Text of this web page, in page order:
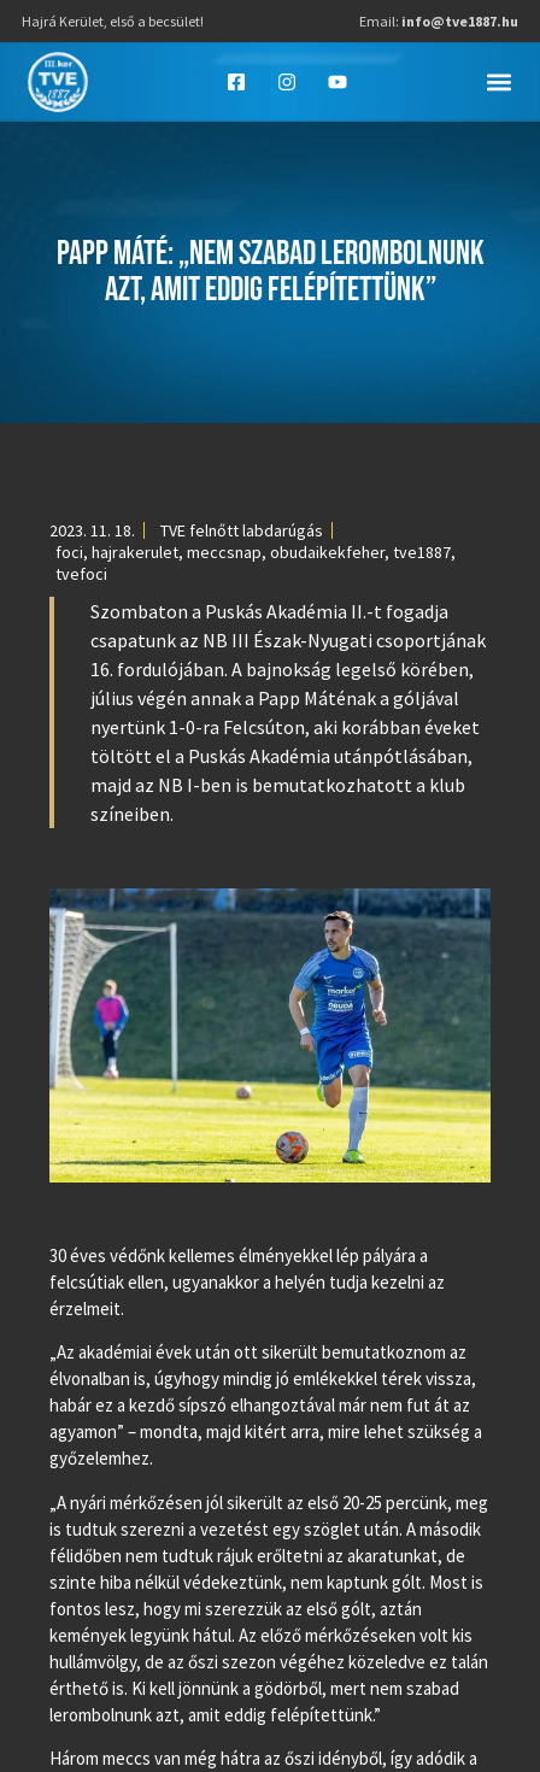
Hajrá Kerület, első a becsület! Email: info@tve1887.hu
PAPP MÁTÉ: „NEM SZABAD LEROMBOLNUNK
AZT, AMIT EDDIG FELÉPÍTETTÜNK”
2023. 11. 18.
TVE felnőtt labdarúgás
foci, hajrakerulet, meccsnap, obudaikekfeher, tve1887,
tvefoci
Szombaton a Puskás Akadémia II.-t fogadja
csapatunk az NB III Észak-Nyugati csoportjának
16. fordulójában. A bajnokság legelső körében,
július végén annak a Papp Máténak a góljával
nyertünk 1-0-ra Felcsúton, aki korábban éveket
töltött el a Puskás Akadémia utánpótlásában,
majd az NB I-ben is bemutatkozhatott a klub
színeiben.
30 éves védőnk kellemes élményekkel lép pályára a
felcsútiak ellen, ugyanakkor a helyén tudja kezelni az
érzelmeit.
„Az akadémiai évek után ott sikerült bemutatkoznom az
élvonalban is, úgyhogy mindig jó emlékekkel térek vissza,
habár ez a kezdő sípszó elhangoztával már nem fut át az
agyamon” – mondta, majd kitért arra, mire lehet szükség a
győzelemhez.
„A nyári mérkőzésen jól sikerült az első 20-25 percünk, meg
is tudtuk szerezni a vezetést egy szöglet után. A második
félidőben nem tudtuk rájuk erőltetni az akaratunkat, de
szinte hiba nélkül védekeztünk, nem kaptunk gólt. Most is
fontos lesz, hogy mi szerezzük az első gólt, aztán
kemények legyünk hátul. Az előző mérkőzéseken volt kis
hullámvölgy, de az őszi szezon végéhez közeledve ez talán
érthető is. Ki kell jönnünk a gödörből, mert nem szabad
lerombolnunk azt, amit eddig felépítettünk.”
Három meccs van még hátra az őszi idényből, így adódik a